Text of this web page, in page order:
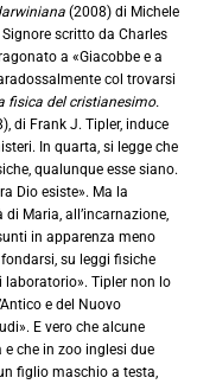
(2008) di Michele
scritto da Charles
a «Giacobbe e a
col trovarsi
fisica del cristianesimo.
di Frank J. Tipler, induce
In quarta, si legge che
qualunque esse siano.
Dio esiste». Ma la
Maria, all’incarnazione,
in apparenza meno
su leggi fisiche
laboratorio». Tipler non lo
e del Nuovo
E vero che alcune
che in zoo inglesi due
figlio maschio a testa,